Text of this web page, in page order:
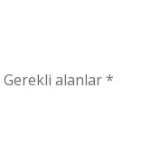
Gerekli alanlar*